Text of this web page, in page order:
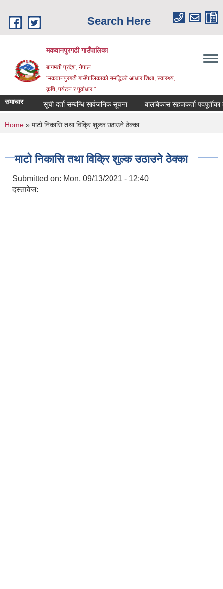
Search Here
मकवानपुरगढी गाउँपालिका
बागमती प्रदेश, नेपाल
"मकवानपुरगढी गाउँपालिकाको समद्धिको आधार शिक्षा, स्‍वास्‍थ्‍य,
कृषि, पर्यटन र पूर्वाधार "
समाचार सूची दर्ता सम्बन्धि सार्वजनिक सूचना बालबिकास सहजकर्ता पदपूर्तीका लागि
You are here
Home » माटो निकासि तथा विक्रि शुल्क उठाउने ठेक्का
माटो निकासि तथा विक्रि शुल्क उठाउने ठेक्का
Submitted on: Mon, 09/13/2021 - 12:40
दस्तावेज: